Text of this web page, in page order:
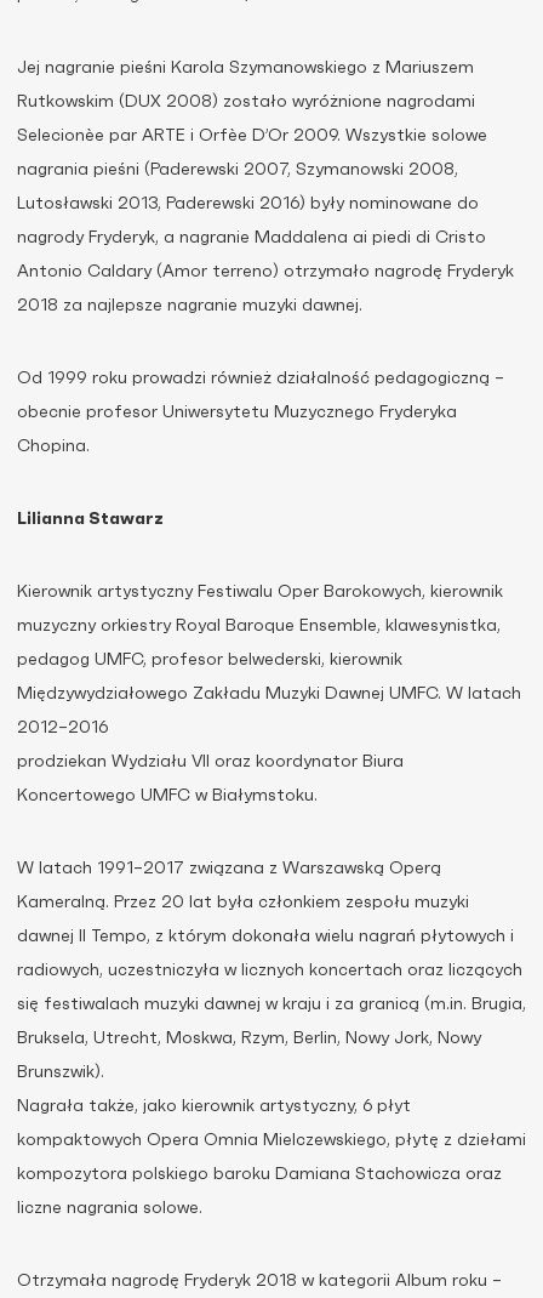
Jej nagranie pieśni Karola Szymanowskiego z Mariuszem
Rutkowskim (DUX 2008) zostało wyróżnione nagrodami
Selecionèe par ARTE i Orfèe D’Or 2009. Wszystkie solowe
nagrania pieśni (Paderewski 2007, Szymanowski 2008,
Lutosławski 2013, Paderewski 2016) były nominowane do
nagrody Fryderyk, a nagranie Maddalena ai piedi di Cristo
Antonio Caldary (Amor terreno) otrzymało nagrodę Fryderyk
2018 za najlepsze nagranie muzyki dawnej.
Od 1999 roku prowadzi również działalność pedagogiczną –
obecnie profesor Uniwersytetu Muzycznego Fryderyka
Chopina.
Lilianna Stawarz
Kierownik artystyczny Festiwalu Oper Barokowych, kierownik
muzyczny orkiestry Royal Baroque Ensemble, klawesynistka,
pedagog UMFC, profesor belwederski, kierownik
Międzywydziałowego Zakładu Muzyki Dawnej UMFC. W latach
2012–2016
prodziekan Wydziału VII oraz koordynator Biura
Koncertowego UMFC w Białymstoku.
W latach 1991–2017 związana z Warszawską Operą
Kameralną. Przez 20 lat była członkiem zespołu muzyki
dawnej Il Tempo, z którym dokonała wielu nagrań płytowych i
radiowych, uczestniczyła w licznych koncertach oraz liczących
się festiwalach muzyki dawnej w kraju i za granicą (m.in. Brugia,
Bruksela, Utrecht, Moskwa, Rzym, Berlin, Nowy Jork, Nowy
Brunszwik).
Nagrała także, jako kierownik artystyczny, 6 płyt
kompaktowych Opera Omnia Mielczewskiego, płytę z dziełami
kompozytora polskiego baroku Damiana Stachowicza oraz
liczne nagrania solowe.
Otrzymała nagrodę Fryderyk 2018 w kategorii Album roku –